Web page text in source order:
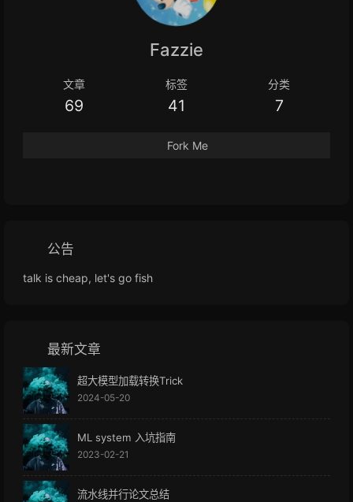
Fazzie
文章
69
标签
41
分类
7
Fork Me
公告
talk is cheap, let's go fish
最新文章
超大模型加载转换Trick
2024-05-20
ML system 入坑指南
2023-02-21
流水线并行论文总结